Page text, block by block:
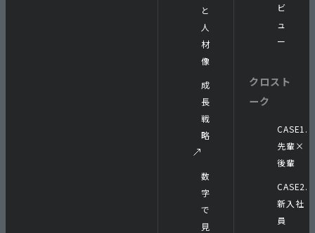
と
人
材
像
成
長
戦
略
数
字
で
見
ビ
ュ
ー
クロスト
ーク
CASE1.
先輩×
後輩
CASE2.
新入社
員